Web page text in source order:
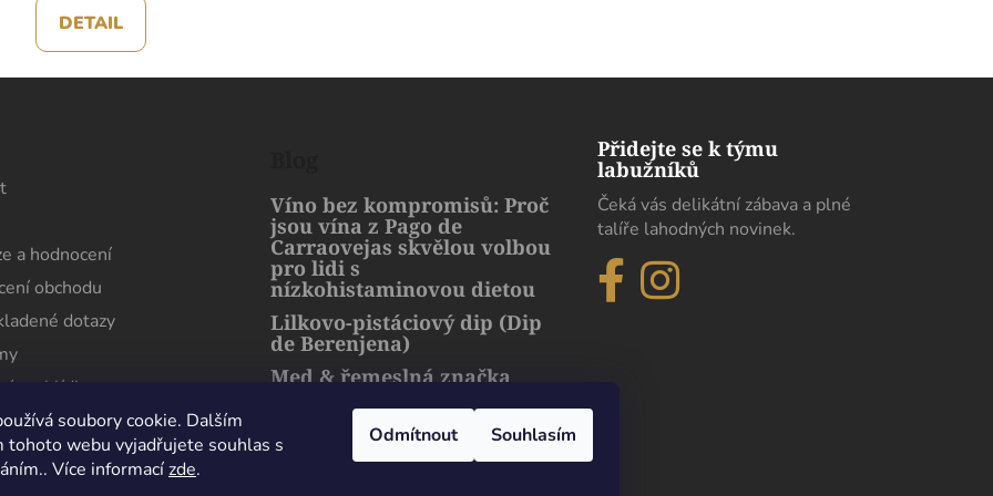
soubory cookie. Dalším
tohoto webu vyjadřujete souhlas s
Více informacízde.
Odmítnout Souhlasím
DETAIL
a hodnocení
obchodu
dotazy
prohlídka
Víno bez kompromisů: Proč
jsou vína z Pago de
Carraovejas skvělou volbou
pro lidi s
nízkohistaminovou dietou
Lilkovo-pistáciový dip (Dip
de Berenjena)
Med & řemeslná značka
harmonie přírody a luxusu
Přidejte se k týmu
labužníků
Čeká vás delikátní zábava a plné
talíře lahodných novinek.